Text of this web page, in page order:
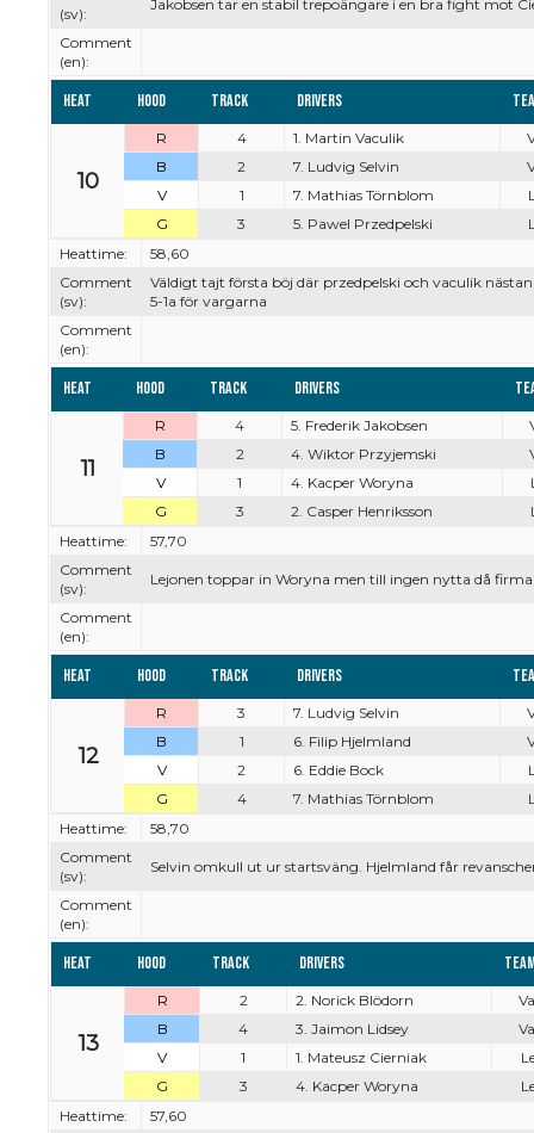
(sv):
Jakobsen tar en stabil trepoängare i en bra fight mot
Comment
(en):
Heat Hood Track Drivers
10
R 4 1. Martin Vaculik
B
2 7. Ludvig Selvin
V
1 7. Mathias Törnblom
G
3 5. Pawel Przedpelski
Heattime:
58,60
Comment
(sv):
Väldigt tajt första böj där przedpelski och vaculik
5-1a för vargarna
Comment
(en):
Heat Hood Track Drivers
11
R 4 5. Frederik Jakobsen
B
2 4. Wiktor Przyjemski
V
1 4. Kacper Woryna
G
3 2. Casper Henriksson
Heattime:
57,70
Comment
(sv):
Lejonen toppar in Woryna men till ingen nytta då firma
Comment
(en):
Heat Hood Track Drivers
12
R 3 7. Ludvig Selvin
B
1 6. Filip Hjelmland
V
2 6. Eddie Bock
G
4 7. Mathias Törnblom
Heattime:
58,70
Comment
(sv):
Selvin omkull ut ur startsväng. Hjelmland får
Comment
(en):
Heat Hood Track Drivers
13
R 2 2. Norick Blödorn
B
4 3. Jaimon Lidsey
V
1 1. Mateusz Cierniak
G
3 4. Kacper Woryna
Heattime:
57,60